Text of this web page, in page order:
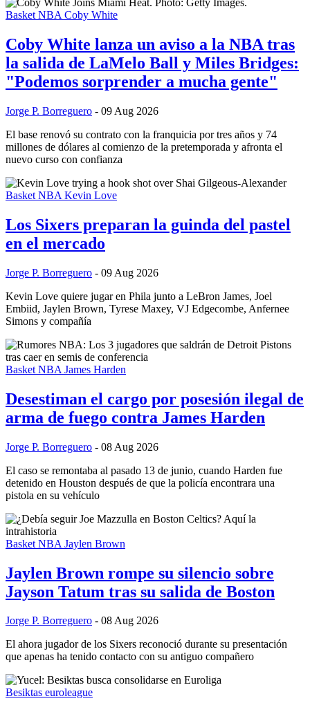
Basket NBA Coby White
Coby White lanza un aviso a la NBA tras
la salida de LaMelo Ball y Miles Bridges:
"Podemos sorprender a mucha gente"
Jorge P. Borreguero - 09 Aug 2026
El base renovó su contrato con la franquicia por tres años y 74
millones de dólares al comienzo de la pretemporada y afronta el
nuevo curso con confianza
Basket NBA Kevin Love
Los Sixers preparan la guinda del pastel
en el mercado
Jorge P. Borreguero - 09 Aug 2026
Kevin Love quiere jugar en Phila junto a LeBron James, Joel
Embiid, Jaylen Brown, Tyrese Maxey, VJ Edgecombe, Anfernee
Simons y compañía
Basket NBA James Harden
Desestiman el cargo por posesión ilegal de
arma de fuego contra James Harden
Jorge P. Borreguero - 08 Aug 2026
El caso se remontaba al pasado 13 de junio, cuando Harden fue
detenido en Houston después de que la policía encontrara una
pistola en su vehículo
Basket NBA Jaylen Brown
Jaylen Brown rompe su silencio sobre
Jayson Tatum tras su salida de Boston
Jorge P. Borreguero - 08 Aug 2026
El ahora jugador de los Sixers reconoció durante su presentación
que apenas ha tenido contacto con su antiguo compañero
Besiktas euroleague